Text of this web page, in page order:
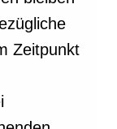
Zeitpunkt